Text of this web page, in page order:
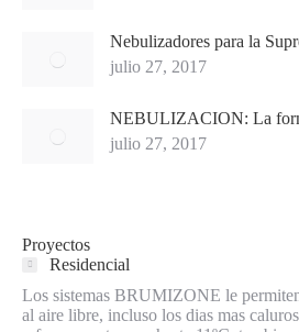
Nebulizadores para la
julio 27, 2017
NEBULIZACION: La
julio 27, 2017
Proyectos
Residencial
Los sistemas BRUMIZONE le
al aire libre, incluso los dias mas